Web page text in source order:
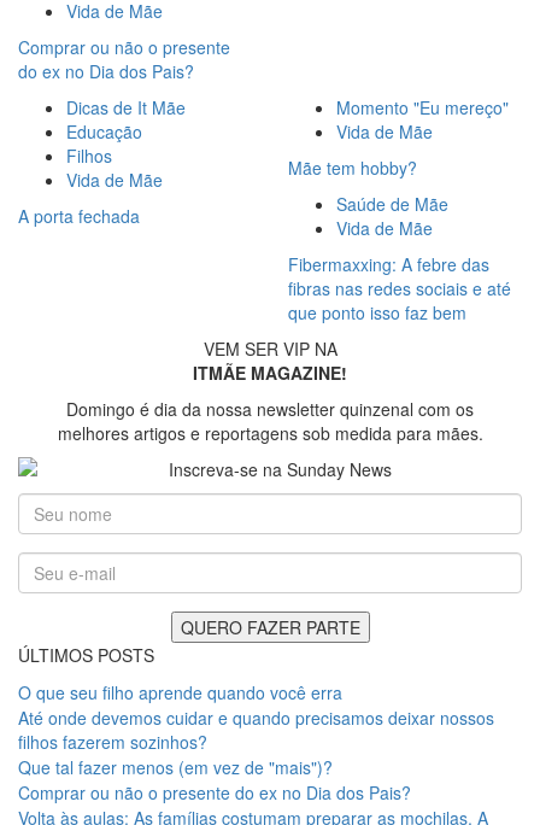
Vida de Mãe
Comprar ou não o presente
do ex no Dia dos Pais?
Dicas de It Mãe
Educação
Filhos
Vida de Mãe
A porta fechada
Momento "Eu mereço"
Vida de Mãe
Mãe tem hobby?
Saúde de Mãe
Vida de Mãe
Fibermaxxing: A febre das
fibras nas redes sociais e até
que ponto isso faz bem
VEM SER VIP NA
ITMÃE MAGAZINE!
Domingo é dia da nossa newsletter quinzenal com os
melhores artigos e reportagens sob medida para mães.
ÚLTIMOS POSTS
O que seu filho aprende quando você erra
Até onde devemos cuidar e quando precisamos deixar nossos
filhos fazerem sozinhos?
Que tal fazer menos (em vez de "mais")?
Comprar ou não o presente do ex no Dia dos Pais?
Volta às aulas: As famílias costumam preparar as mochilas. A